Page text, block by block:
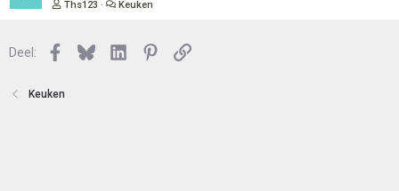
Ths123 Keuken
Deel: Facebook
BlueskyLinkedInPinterest
Link
Keuken